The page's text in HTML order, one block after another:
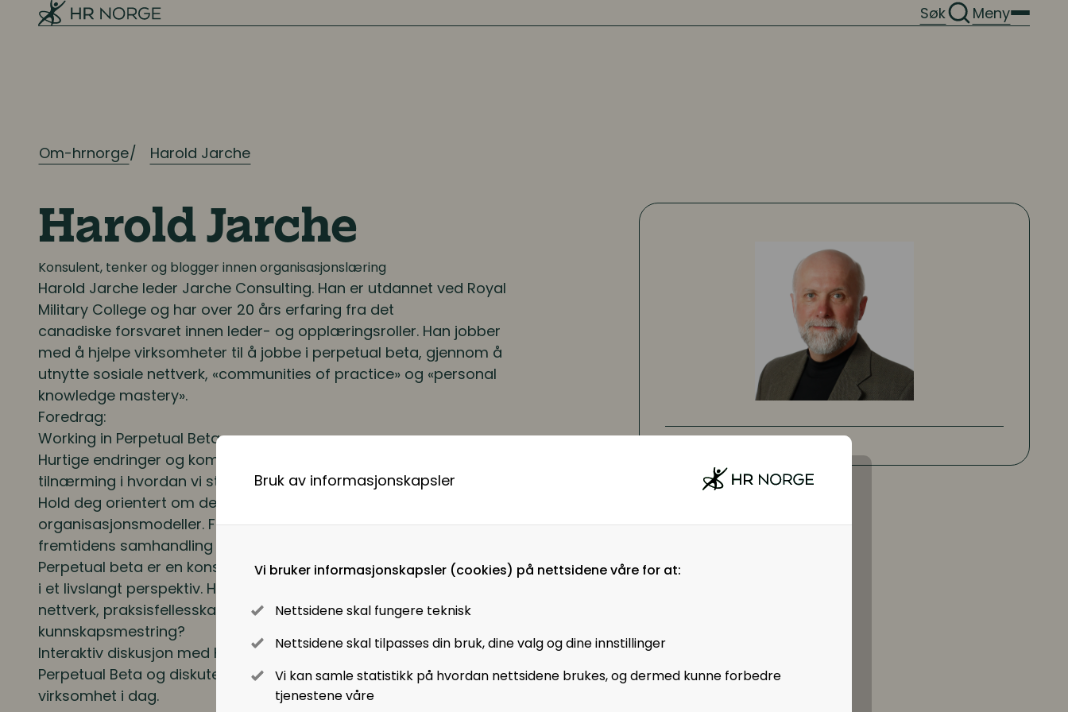
Bruk av informasjonskapsler
Vi bruker informasjonskapsler (cookies) på nettsidene våre for at:
Nettsidene skal fungere teknisk
Nettsidene skal tilpasses din bruk, dine valg og dine innstillinger
Vi kan samle statistikk på hvordan nettsidene brukes, og dermed kunne forbedre
tjenestene våre
Søk Meny
Kompetanse
Lønn og ytelser
Lønnsoppgjøret og tariff
Digitalisering
Digitale løsninger innen HR
Digitale løsninger i virksomheten
Om-hrnorge Harold Jarche
Harold Jarche
Konsulent, tenker og blogger innen organisasjonslæring
Harold Jarche leder Jarche Consulting. Han er utdannet ved Royal
Military College og har over 20 års erfaring fra det
canadiske forsvaret innen leder- og opplæringsroller. Han jobber
med å hjelpe virksomheter til å jobbe i perpetual beta, gjennom å
utnytte sosiale nettverk, «communities of practice» og «personal
knowledge mastery».
Foredrag:
Working in Perpetual Beta
Hurtige endringer og kompleksitet gir skifter som krever en annen
tilnærming i hvordan vi strukturerer og leder organisasjoner.
Hold deg orientert om det siste innen nettverksopplæring og nye
organisasjonsmodeller. Forbered organisasjonen på vei inn i
fremtidens samhandling og arbeidsmønstre.
Perpetual beta er en konstant søken etter oppdatert komptetanse
i et livslangt perspektiv. Hvordan kan du legge til rette for læring i
nettverk, praksisfellesskap og skape kultur for personlig
kunnskapsmestring?
Interaktiv diskusjon med Harold Jarche.Gå i dybden på tematikken
Perpetual Beta og diskuter hvordan håndtere dette til i egen
virksomhet i dag.